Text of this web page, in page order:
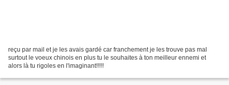
reçu par mail et je les avais gardé car franchement je les trouve pas mal
surtout le voeux chinois en plus tu le souhaites à ton meilleur ennemi et
alors là tu rigoles en l'imaginant!!!!!